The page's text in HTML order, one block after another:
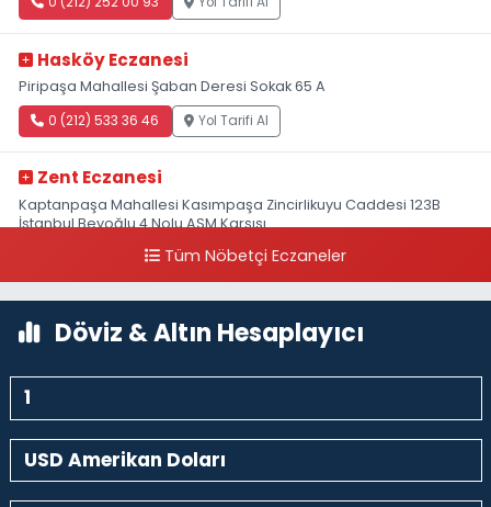
Hasköy Eczanesi
Piripaşa Mahallesi Şaban Deresi Sokak 65 A
0 (212) 533 36 46 Yol Tarifi Al
Zent Eczanesi
Kaptanpaşa Mahallesi Kasımpaşa Zincirlikuyu Caddesi 123B
İstanbul Beyoğlu 4 Nolu ASM Karşısı
0 (212) 297 96 92 Yol Tarifi Al
Tüm Nöbetçi Eczaneler
Döviz & Altın Hesaplayıcı